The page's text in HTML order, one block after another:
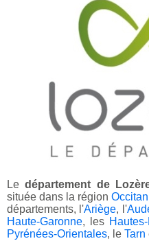
Ledépartement de
située dans la région
départements, l'Ariège, l'
Haute-Garonne, les
Pyrénées-Orientales, le Tarn